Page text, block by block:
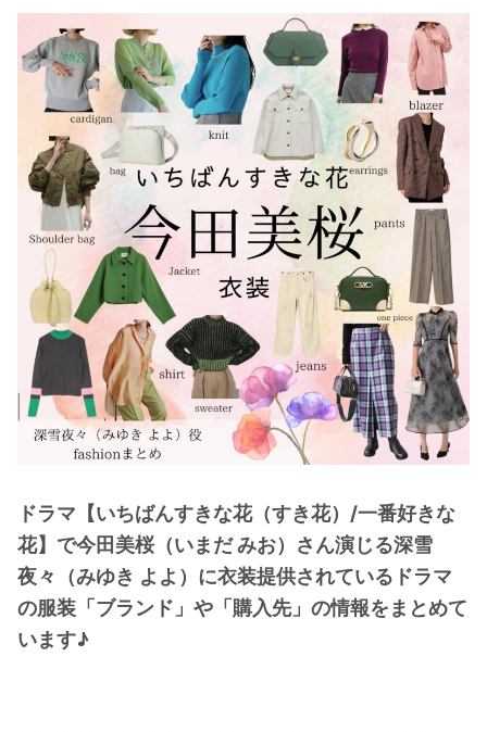
・木南晴夏
今田美桜
清原果耶
・菜々緒
・森七菜
・吉川愛
見上愛
・
出口夏希
・田辺桃子
・
滝沢カレン
・ トリンドル玲奈
・深田恭子
・北川景子
・橋本環奈
【よく検索されてる男性芸能人】
・目黒蓮
ドラマ【いちばんすきな花（すき花）/一番好きな
花】で今田美桜（いまだ みお）さん演じる深雪
夜々（みゆき よよ）に衣装提供されているドラマ
の服装「ブランド」や「購入先」の情報をまとめて
います♪